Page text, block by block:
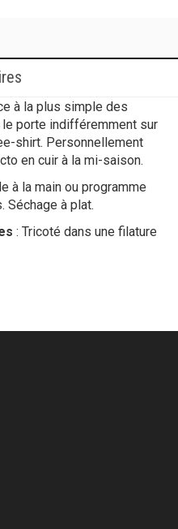
à la plus simple des
le porte indifféremment sur
shirt. Personnellement
en cuir à la mi-saison.
à la main ou programme
Séchage à plat.
: Tricoté dans une filature